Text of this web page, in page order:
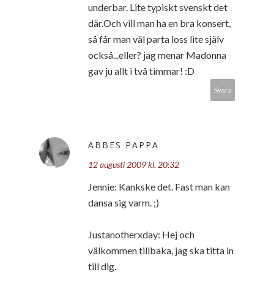
underbar. Lite typiskt svenskt det
där.Och vill man ha en bra konsert,
så får man väl parta loss lite själv
också...eller? jag menar Madonna
gav ju allt i två timmar! :D
Svara
ABBES PAPPA
12 augusti 2009 kl. 20:32
Jennie: Kankske det. Fast man kan
dansa sig varm. ;)
Justanotherxday: Hej och
välkommen tillbaka, jag ska titta in
till dig.